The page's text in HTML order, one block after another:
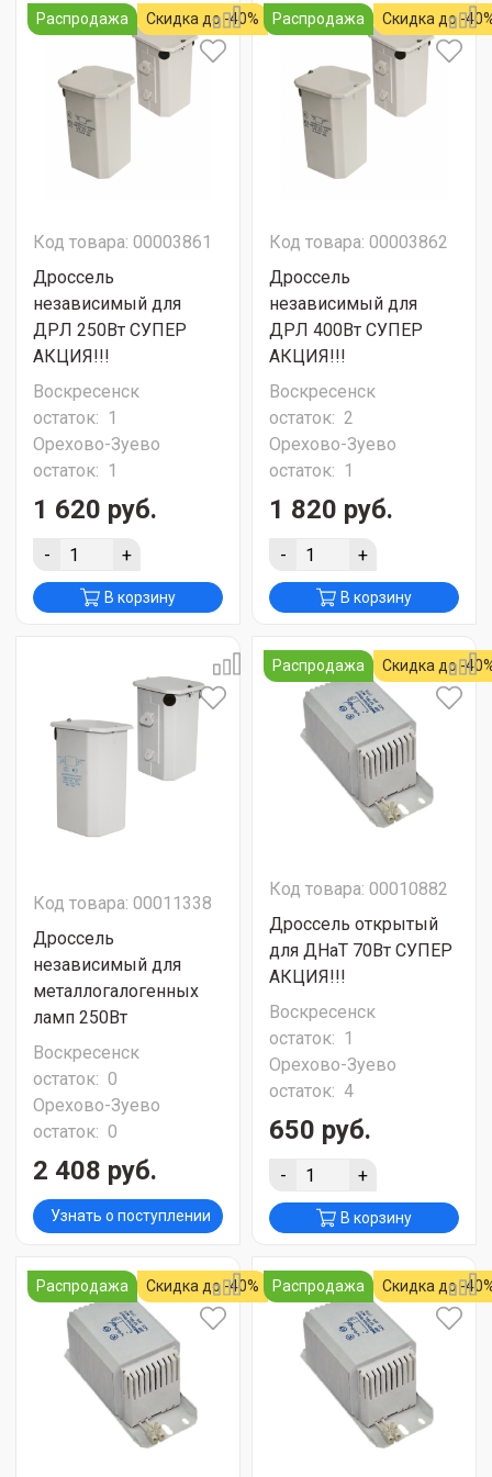
Распродажа Скидка до -40%
Код товара: 00003861
Дроссель
независимый для
ДРЛ 250Вт СУПЕР
АКЦИЯ!!!
Воскресенск
остаток: 1
Орехово-Зуево
остаток: 1
1 620 руб.
- +
В корзину
Распродажа Скидка до -
Код товара: 00003862
Дроссель
независимый для
ДРЛ 400Вт СУПЕР
АКЦИЯ!!!
Воскресенск
остаток: 2
Орехово-Зуево
остаток: 1
1 820 руб.
- +
В корзину
Код товара: 00011338
Дроссель
независимый для
металлогалогенных
ламп 250Вт
Воскресенск
остаток: 0
Орехово-Зуево
остаток: 0
2 408 руб.
Узнать о поступлении
Распродажа Скидка до -
Код товара: 00010882
Дроссель открытый
для ДНаТ 70Вт СУПЕР
АКЦИЯ!!!
Воскресенск
остаток: 1
Орехово-Зуево
остаток: 4
650 руб.
- +
В корзину
Распродажа Скидка до -40% Распродажа Скидка до -